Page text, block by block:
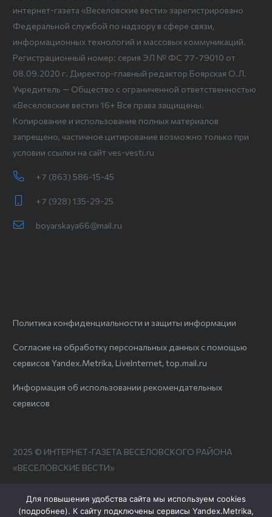
интернет-газета «Веселовские вести» зарегистрировано
Федеральной службой по надзору в сфере связи,
информационных технологий и массовых коммуникаций.
Регистрационный номер: серия ЭЛ № ФС 77-79010 от
08.09.2020 г. Директор-главный редактор Боярская О.Л.
Учредитель — Общество с ограниченной ответственностью
«Веселовские вести» 16+ Все права защищены.
Копирование и использование полных материалов
запрещено, частичное цитирование возможно только при
условии ссылки на сайт ves-vesti.ru
+7 (863) 586-15-45
+7 (928) 135-29-25
boyarskaya66@mail.ru
Политика конфиденциальности и защиты информации
Согласие на обработку персональных данных с помощью
сервисов Yandex.Metrika, LiveInternet, top.mail.ru
Информация об использовании рекомендательных
сервисов
2025 © ИНТЕРНЕТ-ГАЗЕТА ВЕСЕЛОВСКОГО РАЙОНА
«ВЕСЕЛОВСКИЕ ВЕСТИ»
Для повышения удобства сайта мы используем cookies
(подробнее). К сайту подключены сервисы Yandex.Metrika,